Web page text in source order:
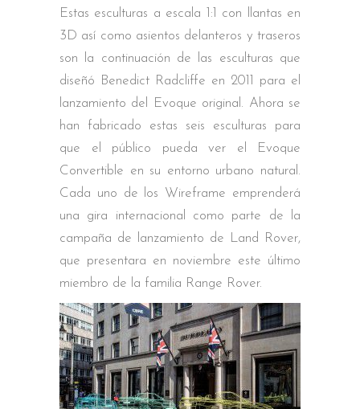
Estas esculturas a escala 1:1 con llantas en
3D así como asientos delanteros y traseros
son la continuación de las esculturas que
diseñó Benedict Radcliffe en 2011 para el
lanzamiento del Evoque original. Ahora se
han fabricado estas seis esculturas para
que el público pueda ver el Evoque
Convertible en su entorno urbano natural.
Cada uno de los Wireframe emprenderá
una gira internacional como parte de la
campaña de lanzamiento de Land Rover,
que presentara en noviembre este último
miembro de la familia Range Rover.